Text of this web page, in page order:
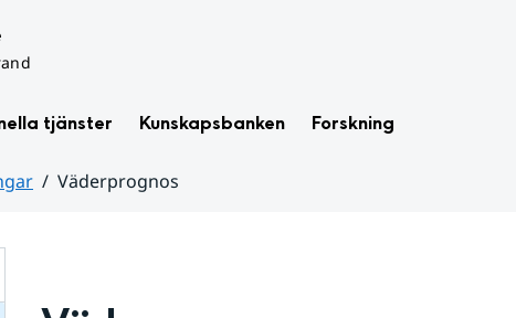
tjänster Kunskapsbanken Forskning
Väderprognos